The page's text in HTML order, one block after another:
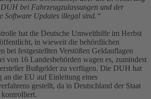
bei Fahrzeugzulassungen und der
Software Updates illegal sind.“
hat die Deutsche Umwelthilfe im Herbst
in wieweit die behördlichen
bei festgestellten Verstößen Geldauflagen
von 16 Landesbehörden wagen es, zumindest
Bußgelder zu verfügen. Die DUH hat
an die EU auf Einleitung eines
gestellt, da in Deutschland der Staat